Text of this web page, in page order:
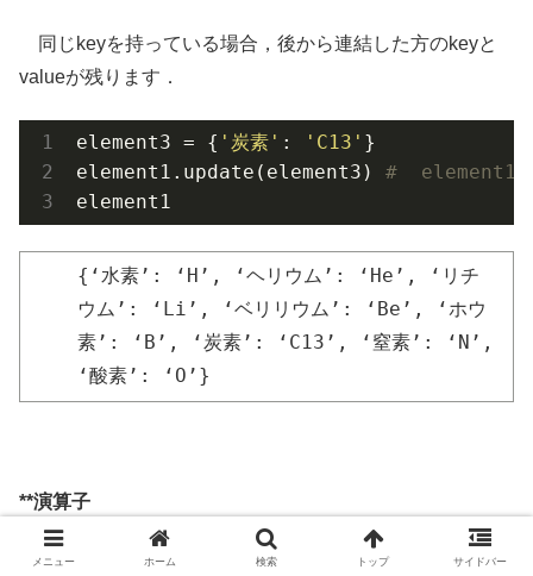
同じkeyを持っている場合，後から連結した方のkeyと
valueが残ります．
element3 = { '炭素' : 'C13' }
element1.update(element3) #  element1は
element1
{‘水素’: ‘H’, ‘ヘリウム’: ‘He’, ‘リチ
ウム’: ‘Li’, ‘ベリリウム’: ‘Be’, ‘ホウ
素’: ‘B’, ‘炭素’: ‘C13’, ‘窒素’: ‘N’,
‘酸素’: ‘O’}
**演算子
element1 = { "水素" , "ヘリウム":
メニュー ホーム 検索 トップ サイドバー